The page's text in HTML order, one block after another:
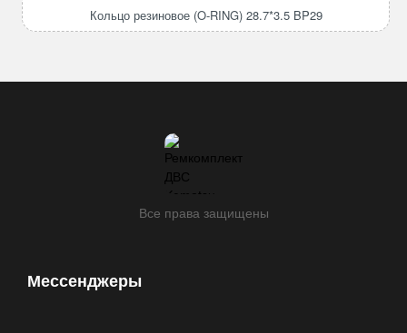
RING)
Кольцо резиновое (O-RING) 28.7*3.5 BP29
Все права защищены
Мессенджеры